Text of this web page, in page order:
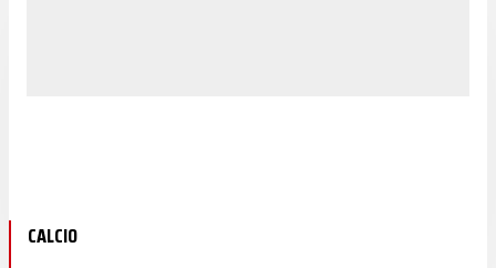
CALCIO